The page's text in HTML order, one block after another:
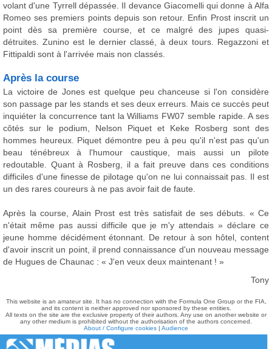
volant d'une Tyrrell dépassée. Il devance Giacomelli qui donne à Alfa
Romeo ses premiers points depuis son retour. Enfin Prost inscrit un
point dès sa première course, et ce malgré des jupes quasi-
détruites. Zunino est le dernier classé, à deux tours. Regazzoni et
Fittipaldi sont à l'arrivée mais non classés.
Après la course
La victoire de Jones est quelque peu chanceuse si l'on considère
son passage par les stands et ses deux erreurs. Mais ce succès peut
inquiéter la concurrence tant la Williams FW07 semble rapide. A ses
côtés sur le podium, Nelson Piquet et Keke Rosberg sont des
hommes heureux. Piquet démontre peu à peu qu'il n'est pas qu'un
beau ténébreux à l'humour caustique, mais aussi un pilote
redoutable. Quant à Rosberg, il a fait preuve dans ces conditions
difficiles d'une finesse de pilotage qu'on ne lui connaissait pas. Il est
un des rares coureurs à ne pas avoir fait de faute.
Après la course, Alain Prost est très satisfait de ses débuts. « Ce
n'était même pas aussi difficile que je m'y attendais » déclare ce
jeune homme décidément étonnant. De retour à son hôtel, content
d'avoir inscrit un point, il prend connaissance d'un nouveau message
de Hugues de Chaunac : « J'en veux deux maintenant ! »
Tony
This website is an amateur site. It has no connection with the Formula One Group or the FIA,
and its content is neither approved nor sponsored by these entities.
All texts on the site are the exclusive property of their authors. Any use on another website or
any other medium is prohibited without the authorisation of the authors concerned.
About / Configure cookies | Audience